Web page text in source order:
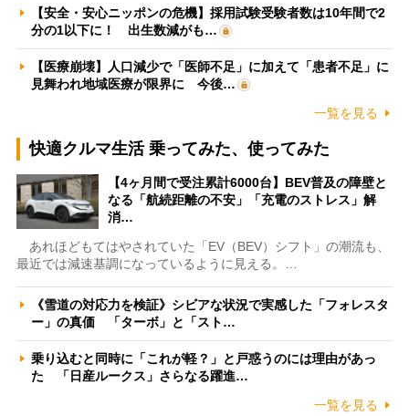
【安全・安心ニッポンの危機】採用試験受験者数は10年間で2
分の1以下に！ 出生数減がも…
【医療崩壊】人口減少で「医師不足」に加えて「患者不足」に
見舞われ地域医療が限界に 今後…
一覧を見る
快適クルマ生活 乗ってみた、使ってみた
【4ヶ月間で受注累計6000台】BEV普及の障壁と
なる「航続距離の不安」「充電のストレス」解
消…
あれほどもてはやされていた「EV（BEV）シフト」の潮流も、
最近では減速基調になっているように見える。…
《雪道の対応力を検証》シビアな状況で実感した「フォレスタ
ー」の真価 「ターボ」と「スト…
乗り込むと同時に「これが軽？」と戸惑うのには理由があっ
た 「日産ルークス」さらなる躍進…
一覧を見る